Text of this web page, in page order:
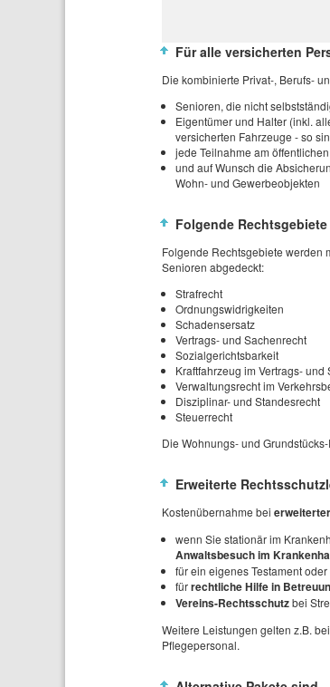
Für alle versicherten
Die kombinierte Privat-, Berufs-
Senioren, die nicht
Eigentümer und Halter (inkl.
versicherten Fahrzeuge - so
jede Teilnahme am
und auf Wunsch die
Wohn- und Gewerbeobjekten
Folgende
Folgende Rechtsgebiete werden
Senioren abgedeckt:
Strafrecht
Ordnungswidrigkeiten
Schadensersatz
Vertrags- und Sachenrecht
Sozialgerichtsbarkeit
Kraftfahrzeug im Vertrags- und
Verwaltungsrecht im
Disziplinar- und Standesrecht
Steuerrecht
Die Wohnungs- und
Erweiterte
Kostenübernahme bei
wenn Sie stationär im
Anwaltsbesuch im
für ein eigenes Testament
fürrechtliche Hilfe in
Vereins-Rechtsschutzbei
Weitere Leistungen gelten z.B.
Pflegepersonal.